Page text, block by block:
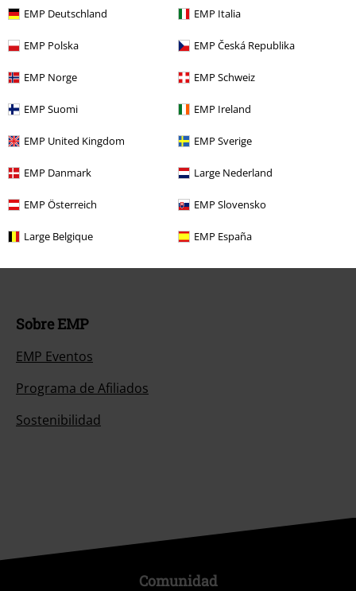
EMP Deutschland EMP Italia
EMP Polska EMP Česká Republika
EMP Norge EMP Schweiz
EMP Suomi EMP Ireland
EMP United Kingdom EMP Sverige
EMP Danmark Large Nederland
EMP Österreich EMP Slovensko
Large Belgique EMP España
Cancelar mi membresía BSC
Métodos de pago
Sobre EMP
EMP Eventos
Programa de Afiliados
Sostenibilidad
Comunidad